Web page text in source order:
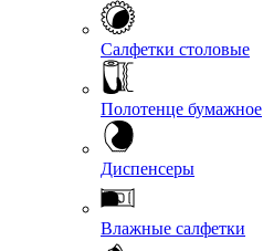
Салфетки столовые
Полотенце бумажное
Диспенсеры
Влажные салфетки